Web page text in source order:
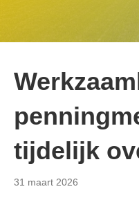
tijdelijk
31 maart 2026